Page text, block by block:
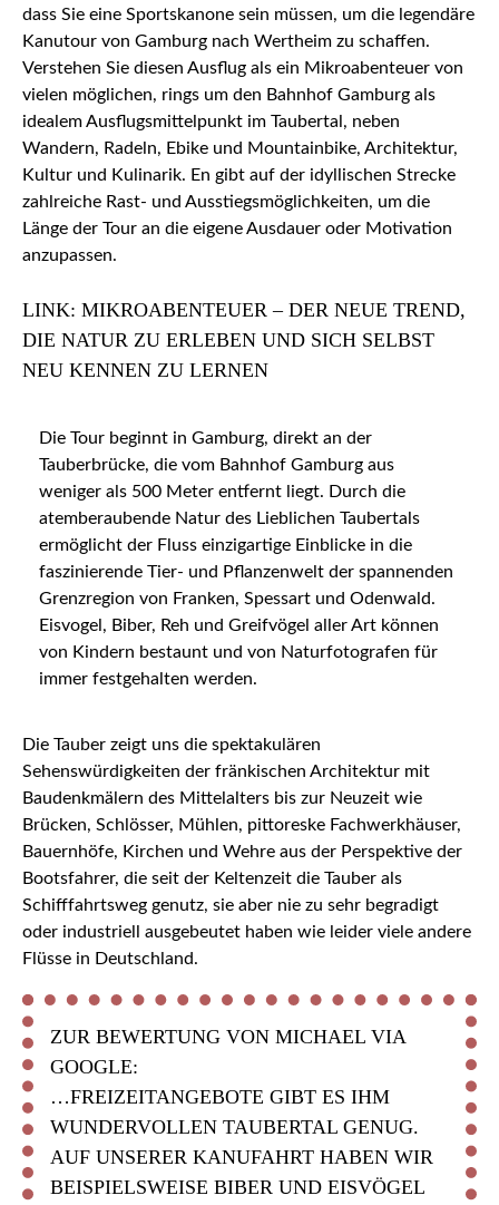
dass Sie eine Sportskanone sein müssen, um die legendäre
Kanutour von Gamburg nach Wertheim zu schaffen.
Verstehen Sie diesen Ausflug als ein Mikroabenteuer von
vielen möglichen, rings um den Bahnhof Gamburg als
idealem Ausflugsmittelpunkt im Taubertal, neben
Wandern, Radeln, Ebike und Mountainbike, Architektur,
Kultur und Kulinarik. En gibt auf der idyllischen Strecke
zahlreiche Rast- und Ausstiegsmöglichkeiten, um die
Länge der Tour an die eigene Ausdauer oder Motivation
anzupassen.
LINK: MIKROABENTEUER – DER NEUE TREND,
DIE NATUR ZU ERLEBEN UND SICH SELBST
NEU KENNEN ZU LERNEN
Die Tour beginnt in Gamburg, direkt an der
Tauberbrücke, die vom Bahnhof Gamburg aus
weniger als 500 Meter entfernt liegt. Durch die
atemberaubende Natur des Lieblichen Taubertals
ermöglicht der Fluss einzigartige Einblicke in die
faszinierende Tier- und Pflanzenwelt der spannenden
Grenzregion von Franken, Spessart und Odenwald.
Eisvogel, Biber, Reh und Greifvögel aller Art können
von Kindern bestaunt und von Naturfotografen für
immer festgehalten werden.
Die Tauber zeigt uns die spektakulären
Sehenswürdigkeiten der fränkischen Architektur mit
Baudenkmälern des Mittelalters bis zur Neuzeit wie
Brücken, Schlösser, Mühlen, pittoreske Fachwerkhäuser,
Bauernhöfe, Kirchen und Wehre aus der Perspektive der
Bootsfahrer, die seit der Keltenzeit die Tauber als
Schifffahrtsweg genutz, sie aber nie zu sehr begradigt
oder industriell ausgebeutet haben wie leider viele andere
Flüsse in Deutschland.
ZUR BEWERTUNG VON MICHAEL VIA
GOOGLE:
…FREIZEITANGEBOTE GIBT ES IHM
WUNDERVOLLEN TAUBERTAL GENUG.
AUF UNSERER KANUFAHRT HABEN WIR
BEISPIELSWEISE BIBER UND EISVÖGEL